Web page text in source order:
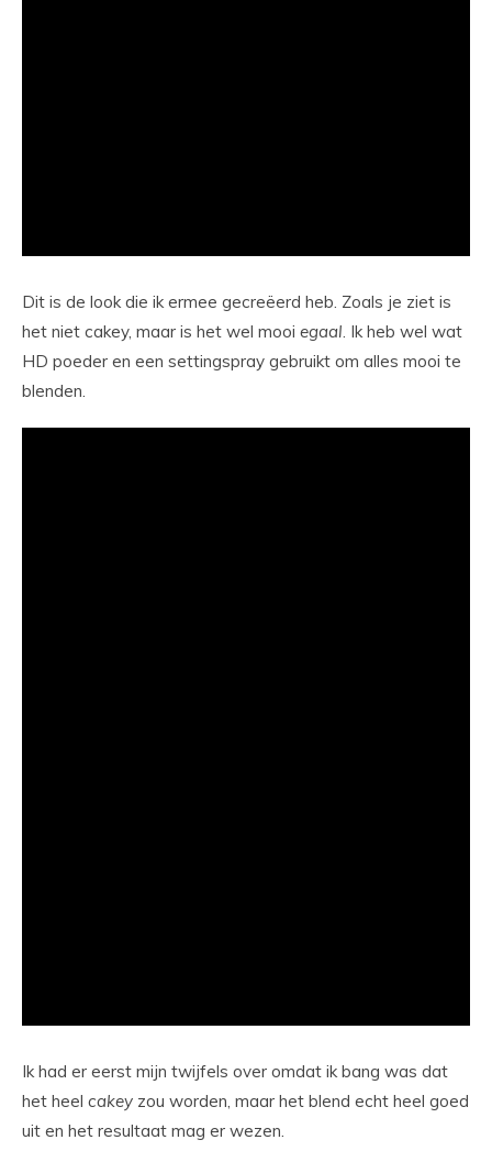
Dit is de look die ik ermee gecreëerd heb. Zoals je ziet is
het niet cakey, maar is het wel mooi egaal. Ik heb wel wat
HD poeder en een settingspray gebruikt om alles mooi te
blenden.
Ik had er eerst mijn twijfels over omdat ik bang was dat
het heel cakey zou worden, maar het blend echt heel goed
uit en het resultaat mag er wezen.